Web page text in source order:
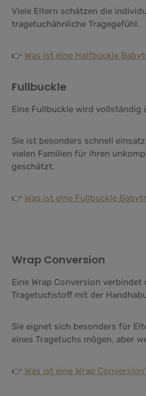
Viele Eltern schätzen die
tragetuchähnliche Tragegefühl.
👉 Was ist eine Halfbuckle
Fullbuckle
Eine Fullbuckle wird vollständig
Sie ist besonders schnell
vielen Familien für ihren
geschätzt.
👉 Was ist eine Fullbuckle
Wrap Conversion
Eine Wrap Conversion verbindet
Tragetuchstoff mit der
Sie eignet sich besonders für
eines Tragetuchs mögen, aber
👉 Was ist eine Wrap